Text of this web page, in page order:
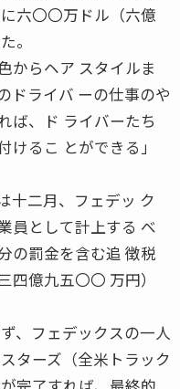
六〇〇万ドル（六億
。
からヘア スタイルま
ドライバ ーの仕事のや
ば、ド ライバーたち
るこ とができる」
十二月、フェデッ ク
員として計上する べ
の罰金を含む追 徴税
億九五〇〇 万円）
、フェデックスの一人
ターズ（全米トラック